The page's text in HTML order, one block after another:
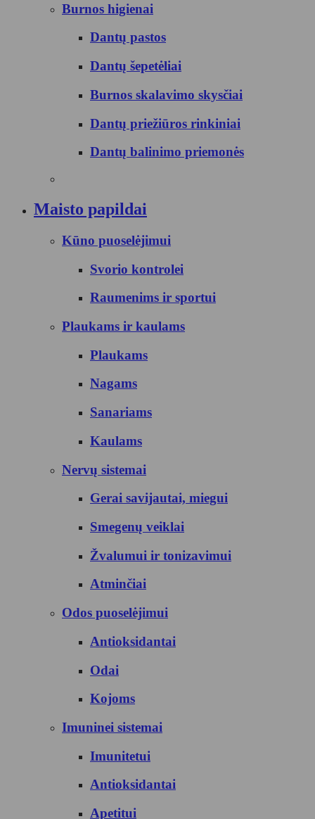
Burnos higienai
Dantų pastos
Dantų šepetėliai
Burnos skalavimo skysčiai
Dantų priežiūros rinkiniai
Dantų balinimo priemonės
Maisto papildai
Kūno puoselėjimui
Svorio kontrolei
Raumenims ir sportui
Plaukams ir kaulams
Plaukams
Nagams
Sanariams
Kaulams
Nervų sistemai
Gerai savijautai, miegui
Smegenų veiklai
Žvalumui ir tonizavimui
Atminčiai
Odos puoselėjimui
Antioksidantai
Odai
Kojoms
Imuninei sistemai
Imunitetui
Antioksidantai
Apetitui